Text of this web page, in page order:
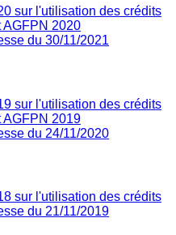
sur l'utilisation des crédits
AGFPN 2020
du 30/11/2021
sur l'utilisation des crédits
AGFPN 2019
du 24/11/2020
sur l'utilisation des crédits
du 21/11/2019